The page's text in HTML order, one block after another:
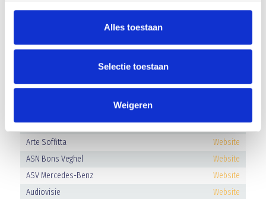
Alles toestaan
Selectie toestaan
Weigeren
Welder
Website
BUSINESS CLUB A-LEDEN
A.J. van der Linden
Website
Arte Soffitta
Website
ASN Bons Veghel
Website
ASV Mercedes-Benz
Website
Audiovisie
Website